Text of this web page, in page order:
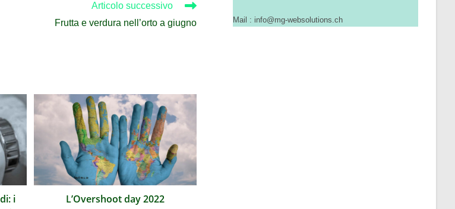
Articolo successivo
Frutta e verdura nell’orto a giugno
i
L’Overshoot day 2022
Mail : info@mg-websolutions.ch